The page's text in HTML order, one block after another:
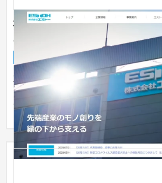
株式会社エストー様 コーポレ
企業サイト 製造業
取引先向けには設計・製作、射出成形
３部門ごとの技術力の高さを訴求する
一方、リ...